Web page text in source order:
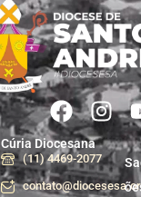
Cúria Diocesana
(11) 4469-2077